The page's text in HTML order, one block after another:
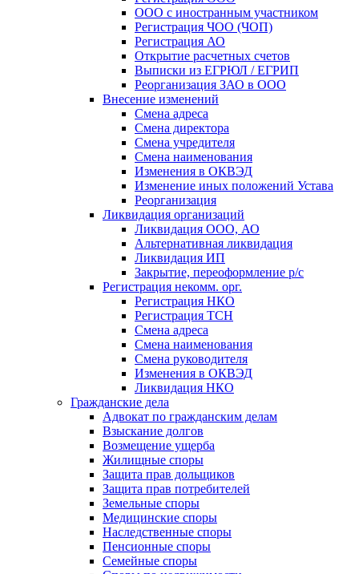
ООО с иностранным участником
Регистрация ЧОО (ЧОП)
Регистрация АО
Открытие расчетных счетов
Выписки из ЕГРЮЛ / ЕГРИП
Реорганизация ЗАО в ООО
Внесение изменений
Смена адреса
Смена директора
Cмена учредителя
Смена наименования
Изменения в ОКВЭД
Изменение иных положений Устава
Реорганизация
Ликвидация организаций
Ликвидация ООО, АО
Альтернативная ликвидация
Ликвидация ИП
Закрытие, переоформление р/с
Регистрация некомм. орг.
Регистрация НКО
Регистрация ТСН
Смена адреса
Смена наименования
Смена руководителя
Изменения в ОКВЭД
Ликвидация НКО
Гражданские дела
Адвокат по гражданским делам
Взыскание долгов
Возмещение ущерба
Жилищные споры
Защита прав дольщиков
Защита прав потребителей
Земельные споры
Медицинские споры
Наследственные споры
Пенсионные споры
Семейные споры